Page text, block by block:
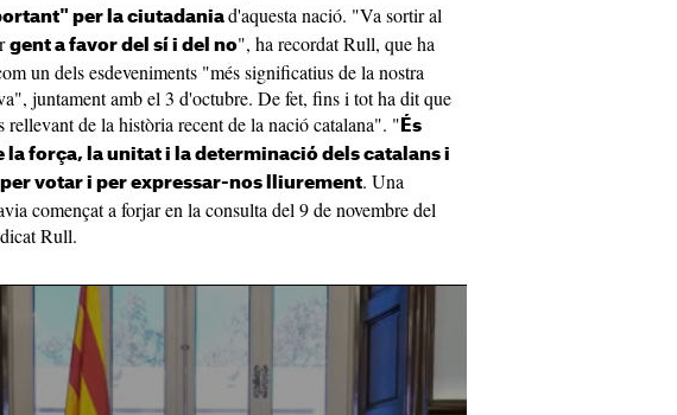
per la ciutadaniad'aquesta nació. "Va sortir al
gent a favor del sí i del no", ha recordat Rull, que ha
un dels esdeveniments "més significatius de la nostra
juntament amb el 3 d'octubre. De fet, fins i tot ha dit que
rellevant de la història recent de la nació catalana". " És
la força, la unitat i la determinació dels catalans i
per votar i per expressar-nos lliurement. Una
començat a forjar en la consulta del 9 de novembre del
Rull.